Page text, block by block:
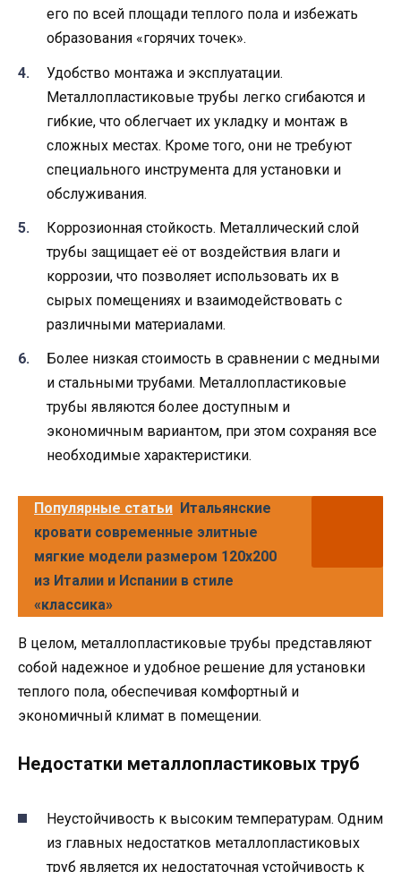
его по всей площади теплого пола и избежать
образования «горячих точек».
Удобство монтажа и эксплуатации.
Металлопластиковые трубы легко сгибаются и
гибкие, что облегчает их укладку и монтаж в
сложных местах. Кроме того, они не требуют
специального инструмента для установки и
обслуживания.
Коррозионная стойкость. Металлический слой
трубы защищает её от воздействия влаги и
коррозии, что позволяет использовать их в
сырых помещениях и взаимодействовать с
различными материалами.
Более низкая стоимость в сравнении с медными
и стальными трубами. Металлопластиковые
трубы являются более доступным и
экономичным вариантом, при этом сохраняя все
необходимые характеристики.
Популярные статьи Итальянские
кровати современные элитные
мягкие модели размером 120х200
из Италии и Испании в стиле
«классика»
В целом, металлопластиковые трубы представляют
собой надежное и удобное решение для установки
теплого пола, обеспечивая комфортный и
экономичный климат в помещении.
Недостатки металлопластиковых труб
Неустойчивость к высоким температурам. Одним
из главных недостатков металлопластиковых
труб является их недостаточная устойчивость к